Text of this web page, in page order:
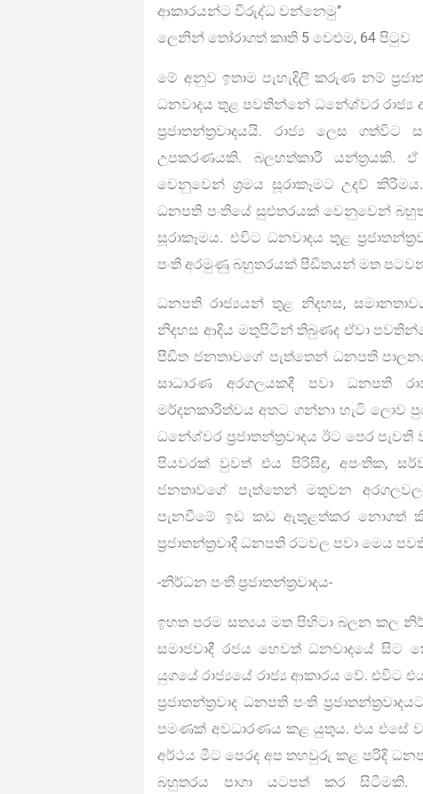
ආකාරයන්ට විරුද්ධ වන්නෙමු’’
ලෙනින් තෝරාගත් කෘති 5 වෙළුම, 64 පිටුව
මේ අනුව ඉතාම පැහැදිලි කරුණ නම්
ධනවාදය තුළ පවතින්නේ ධනේශ්වර රාජ්‍ය
ප‍්‍රජාතන්ත‍්‍රවාදයයි. රාජ්‍ය ලෙස
උපකරණයකි. බලහත්කාරී යන්ත‍්‍රයකි.
වෙනුවෙන් ශ‍්‍රමය සූරාකෑමට උදව්
ධනපති පංතියේ සුළුතරයක් වෙනුවෙන්
සූරාකෑමය. එවිට ධනවාදය තුළ
පංති අරමුණු බහුතරයක් පීඩිතයන් මත
ධනපති රාජ්‍යයන් තුළ නිදහස,
නිදහස ආදිය මතුපිටින් තිබුණද ඒවා
පීඩිත ජනතාවගේ පැත්තෙන් ධනපති
සාධාරණ අරගලයකදී පවා ධනපති
මර්දනකාරිත්වය අතට ගන්නා හැටි ලොව
ධනේශ්වර ප‍්‍රජාතන්ත‍්‍රවාදය ඊට පෙර
පියවරක් වුවත් එය පිරිසිදු, අපංතික,
ජනතාවගේ පැත්තෙන් මතුවන
පැනවීමේ ඉඩ කඩ ඇතුළත්කර නොගත්
ප‍්‍රජාතන්ත‍්‍රවාදී ධනපති රටවල පවා මෙය
-නිර්ධන පංති ප‍්‍රජාතන්ත‍්‍රවාදය-
ඉහත පරම සත්‍යය මත පිහිටා බලන කල
සමාජවාදී රජය හෙවත් ධනවාදයේ සිට
යුගයේ රාජ්‍යයේ රාජ්‍ය ආකාරය වේ. එවිට
ප‍්‍රජාතන්ත‍්‍රවාද ධනපති පංති
පමණක් අවධාරණය කළ යුතුය. එය එසේ
අර්ථය මීට පෙරද අප තහවුරු කළ පරිදි
බහුතරය පාගා යටපත් කර සිටීමකි.